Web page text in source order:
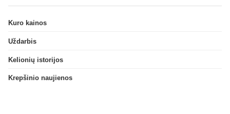
Kuro kainos
Uždarbis
Kelionių istorijos
Krepšinio naujienos